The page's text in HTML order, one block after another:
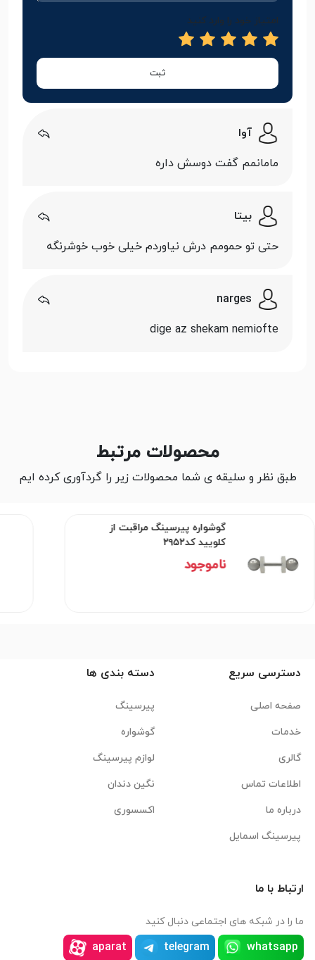
امتیاز خود را وارد کنید
ثبت
آوا
مامانمم گفت دوسش داره
بیتا
حتی تو حمومم درش نیاوردم خیلی خوب خوشرنگه
narges
dige az shekam nemiofte
محصولات مرتبط
طبق نظر و سلیقه ی شما محصولات زیر را گردآوری کرده ایم
گوشواره پیرسینگ مراقبت از
کلویید کد۲۹۵۲
ناموجود
دسترسی سریع
صفحه اصلی
خدمات
گالری
اطلاعات تماس
درباره ما
پیرسینگ اسمایل
دسته بندی ها
پیرسینگ
گوشواره
لوازم پیرسینگ
نگین دندان
اکسسوری
ارتباط با ما
ما را در شبکه های اجتماعی دنبال کنید
whatsapp
telegram
aparat